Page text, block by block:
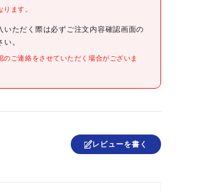
カリ乾電池×1(付属)
間
ます。
いただく際は必ずご注文内容確認画面の
。
ご連絡をさせていただく場合がございま
レビューを書く